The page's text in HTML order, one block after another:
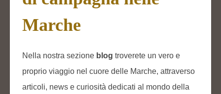
Marche
Nella nostra sezione blog troverete un vero e
proprio viaggio nel cuore delle Marche, attraverso
articoli, news e curiosità dedicati al mondo della